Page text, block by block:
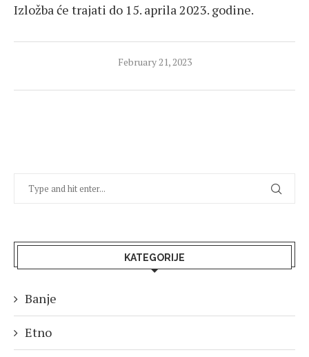
Izložba će trajati do 15. aprila 2023. godine.
February 21, 2023
KATEGORIJE
Banje
Etno